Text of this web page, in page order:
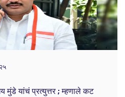
मुंडे यांचं प्रत्युत्तर ; म्हणाले कट